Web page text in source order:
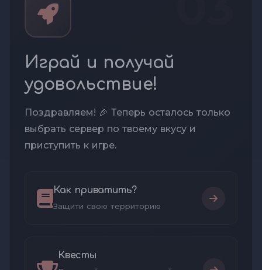
Играй и получай
удовольствие!
Поздравляем! 🎉 Теперь осталось только
выбрать сервер по твоему вкусу и
приступить к игре.
Как приватить?
Защити свою территорию
Квесты